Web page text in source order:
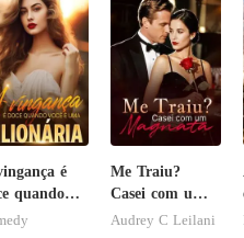
é
quando
é uma
Me Traiu?
Casei com um
Magnata
Audrey C Leilani